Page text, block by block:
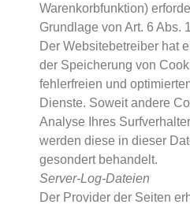
Warenkorbfunktion)
Grundlage von Art. 6 Abs.
Der Websitebetreiber hat
der Speicherung von
fehlerfreien und
Dienste. Soweit andere
Analyse Ihres
werden diese in dieser
gesondert behandelt.
Server-Log-Dateien
Der Provider der Seiten